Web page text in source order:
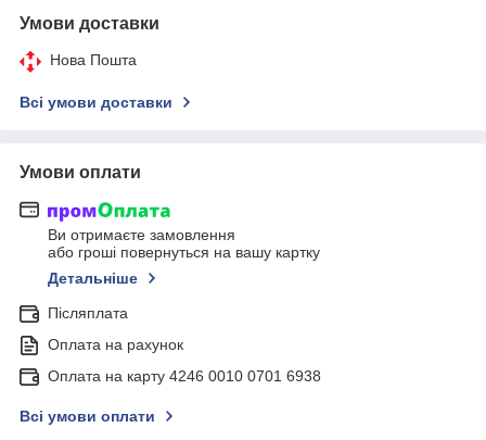
Умови доставки
Нова Пошта
Всі умови доставки
Умови оплати
Ви отримаєте замовлення
або гроші повернуться на вашу картку
Детальніше
Післяплата
Оплата на рахунок
Оплата на карту 4246 0010 0701 6938
Всі умови оплати